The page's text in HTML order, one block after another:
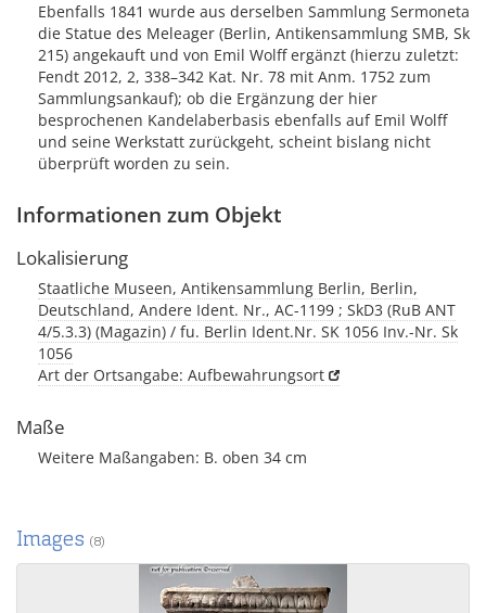
Ebenfalls 1841 wurde aus derselben Sammlung Sermoneta
die Statue des Meleager (Berlin, Antikensammlung SMB, Sk
215) angekauft und von Emil Wolff ergänzt (hierzu zuletzt:
Fendt 2012, 2, 338–342 Kat. Nr. 78 mit Anm. 1752 zum
Sammlungsankauf); ob die Ergänzung der hier
besprochenen Kandelaberbasis ebenfalls auf Emil Wolff
und seine Werkstatt zurückgeht, scheint bislang nicht
überprüft worden zu sein.
Informationen zum Objekt
Lokalisierung
Staatliche Museen, Antikensammlung Berlin, Berlin,
Deutschland, Andere Ident. Nr., AC-1199 ; SkD3 (RuB ANT
4/5.3.3) (Magazin) / fu. Berlin Ident.Nr. SK 1056 Inv.-Nr. Sk
1056
Art der Ortsangabe: Aufbewahrungsort
Maße
Weitere Maßangaben: B. oben 34 cm
Images (8)